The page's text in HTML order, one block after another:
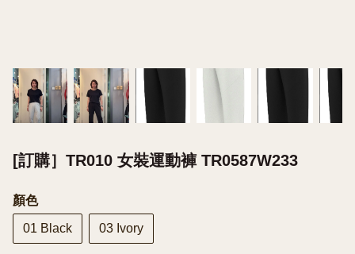
[訂購］TR010 女裝運動褲 TR0587W233
顏色
01 Black 03 Ivory